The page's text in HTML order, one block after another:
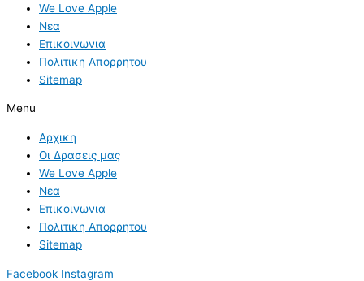
We Love Apple
Νεα
Επικοινωνια
Πολιτικη Απορρητου
Sitemap
Menu
Αρχικη
Οι Δρασεις μας
We Love Apple
Νεα
Επικοινωνια
Πολιτικη Απορρητου
Sitemap
Facebook Instagram